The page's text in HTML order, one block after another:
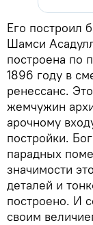
Его построил
Шамси
построена по
1896 году в
ренессанс.
жемчужин
арочному
постройки.
парадных
значимости
деталей и
построено. И
своим